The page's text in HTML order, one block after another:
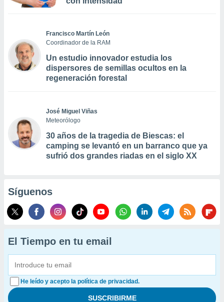
Francisco Martín León
Coordinador de la RAM
Un estudio innovador estudia los
dispersores de semillas ocultos en la
regeneración forestal
José Miguel Viñas
Meteorólogo
30 años de la tragedia de Biescas: el
camping se levantó en un barranco que ya
sufrió dos grandes riadas en el siglo XX
Síguenos
El Tiempo en tu email
He leído y acepto la política de privacidad.